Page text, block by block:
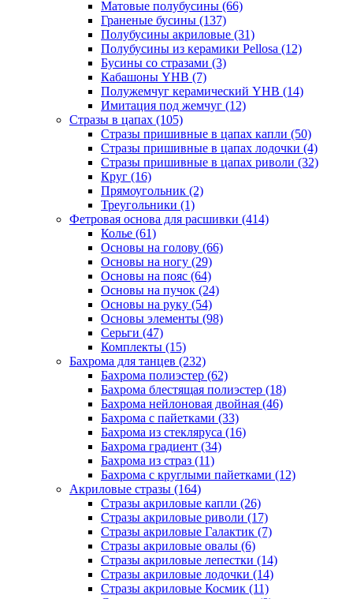
Матовые полубусины (66)
Граненые бусины (137)
Полубусины акриловые (31)
Полубусины из керамики Pellosa (12)
Бусины со стразами (3)
Кабашоны YHB (7)
Полужемчуг керамический YHB (14)
Имитация под жемчуг (12)
Стразы в цапах (105)
Стразы пришивные в цапах капли (50)
Стразы пришивные в цапах лодочки (4)
Стразы пришивные в цапах риволи (32)
Круг (16)
Прямоугольник (2)
Треугольники (1)
Фетровая основа для расшивки (414)
Колье (61)
Основы на голову (66)
Основы на ногу (29)
Основы на пояс (64)
Основы на пучок (24)
Основы на руку (54)
Основы элементы (98)
Серьги (47)
Комплекты (15)
Бахрома для танцев (232)
Бахрома полиэстер (62)
Бахрома блестящая полиэстер (18)
Бахрома нейлоновая двойная (46)
Бахрома с пайетками (33)
Бахрома из стекляруса (16)
Бахрома градиент (34)
Бахрома из страз (11)
Бахрома с круглыми пайетками (12)
Акриловые стразы (164)
Стразы акриловые капли (26)
Стразы акриловые риволи (17)
Стразы акриловые Галактик (7)
Стразы акриловые овалы (6)
Стразы акриловые лепестки (14)
Стразы акриловые лодочки (14)
Стразы акриловые Космик (11)